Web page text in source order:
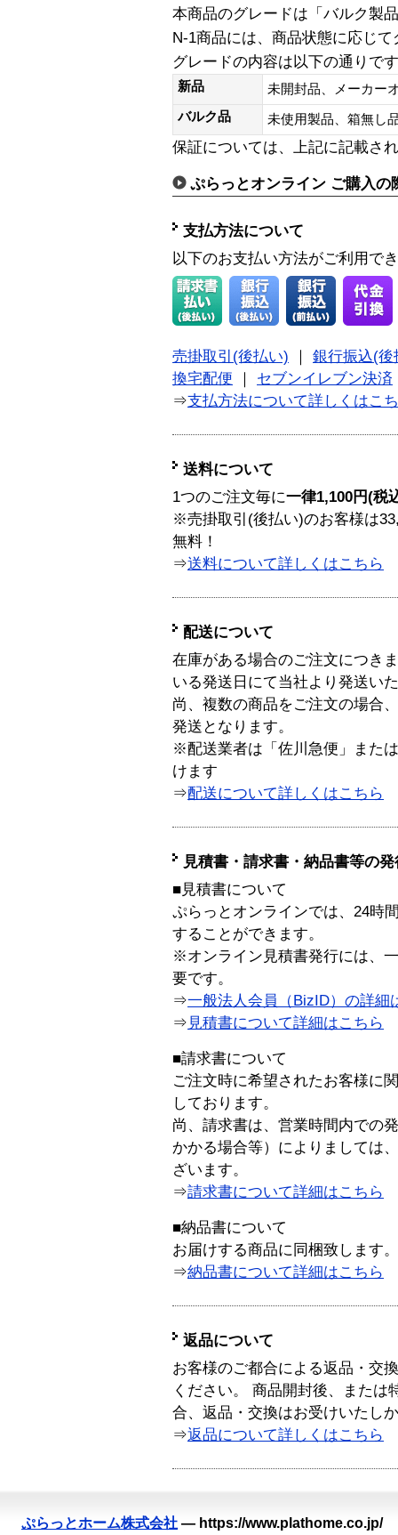
本商品のグレードは「バルク製
N-1商品には、商品状態に応じ
グレードの内容は以下の通りで
新品
未開封品、メーカー
バルク品
未使用製品、箱無
保証については、上記に記載さ
ぷらっとオンライン ご購入の
支払方法について
以下のお支払い方法がご利用で
売掛取引(後払い)
銀行振込(後
換宅配便
セブンイレブン決済
⇒支払方法について詳しくはこ
送料について
1つのご注文毎に一律1,100円(税
※売掛取引(後払い)のお客様は
無料！
⇒送料について詳しくはこちら
配送について
在庫がある場合のご注文につき
いる発送日にて当社より発送い
尚、複数の商品をご注文の場合
発送となります。
※配送業者は「佐川急便」また
けます
⇒配送について詳しくはこちら
見積書・請求書・納品書等の
■見積書について
ぷらっとオンラインでは、24時
することができます。
※オンライン見積書発行には、
要です。
⇒一般法人会員（BizID）の詳細
⇒ 見積書について詳細はこちら
■請求書について
ご注文時に希望されたお客様に
しております。
尚、請求書は、営業時間内での
かかる場合等）によりましては
ざいます。
⇒請求書について詳細はこちら
■納品書について
お届けする商品に同梱致します。
⇒納品書について詳細はこちら
返品について
お客様のご都合による返品・交
ください。 商品開封後、または
合、返品・交換はお受けいたし
⇒返品について詳しくはこちら
ぷらっとホーム株式会社 — https://www.plathome.co.jp/